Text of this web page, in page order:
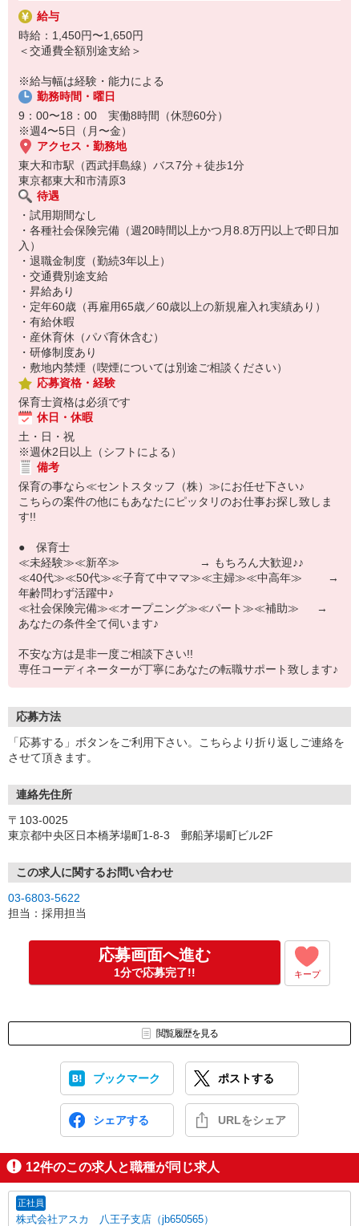
・着替えのサポート
・お散歩の同行
・簡単な記録（連絡帳、午睡チェック）
・環境整備（保育室の掃除など）
＜＜ 保育内容 ＞＞
社会福祉法人が運営する定員100名の認可保育園です。
当園の保育は、育児担当制、縦割り保育、布おむつの使用という特
徴があります。
キレイな広々とした園舎で、園庭には豊富な遊具があります。
運動会などの大きな行事は行っておらず、おうちの方と一緒に楽し
く体を動かす「プレイデー」や、
お話やわらべうたなど日々の遊びを一緒に楽しむ「お楽しみ会」な
どを行っています。
職員の定着率も高く、落ち着いた雰囲気で働ける園になっておりま
す。
経験がある方も、未経験の方も是非ご検討ください！
給与
時給：1,450円〜1,650円
＜交通費全額別途支給＞
※給与幅は経験・能力による
勤務時間・曜日
9：00〜18：00 実働8時間（休憩60分）
※週4〜5日（月〜金）
アクセス・勤務地
東大和市駅（西武拝島線）バス7分＋徒歩1分
東京都東大和市清原3
待遇
・試用期間なし
・各種社会保険完備（週20時間以上かつ月8.8万円以上で即日加
入）
・退職金制度（勤続3年以上）
・交通費別途支給
・昇給あり
・定年60歳（再雇用65歳／60歳以上の新規雇入れ実績あり）
・有給休暇
・産休育休（パパ育休含む）
・研修制度あり
・敷地内禁煙（喫煙については別途ご相談ください）
応募資格・経験
保育士資格は必須です
休日・休暇
土・日・祝
※週休2日以上（シフトによる）
備考
保育の事なら≪セントスタッフ（株）≫にお任せ下さい♪
こちらの案件の他にもあなたにピッタリのお仕事お探し致しま
す!!
● 保育士
≪未経験≫≪新卒≫ → もちろん大歓迎♪♪
≪40代≫≪50代≫≪子育て中ママ≫≪主婦≫≪中高年≫ →
年齢問わず活躍中♪
≪社会保険完備≫≪オープニング≫≪パート≫≪補助≫ →
あなたの条件全て伺います♪
不安な方は是非一度ご相談下さい!!
専任コーディネーターが丁寧にあなたの転職サポート致します♪
応募方法
「応募する」ボタンをご利用下さい。こちらより折り返しご連絡を
させて頂きます。
連絡先住所
〒103-0025
東京都中央区日本橋茅場町1-8-3 郵船茅場町ビル2F
この求人に関するお問い合わせ
03-6803-5622
担当：採用担当
応募画面へ進む
1分で応募完了!! キープ
閲覧履歴を見る
ブックマーク ポストする
シェアする URLをシェア
12件のこの求人と職種が同じ求人
正社員
株式会社アスカ 八王子支店（jb650565）